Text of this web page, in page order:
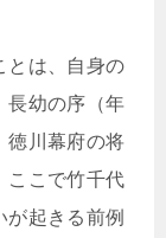
とは、自身の
長幼の序（年
徳川幕府の将
ここで竹千代
起きる前例